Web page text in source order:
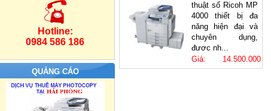
Hotline:
0984 586 186
QUẢNG CÁO
thuật số Ricoh MP
4000 thiết bị đa
năng hiện đại và
chuyên dụng,
được nh...
Giá: 14.500.000
VNĐ